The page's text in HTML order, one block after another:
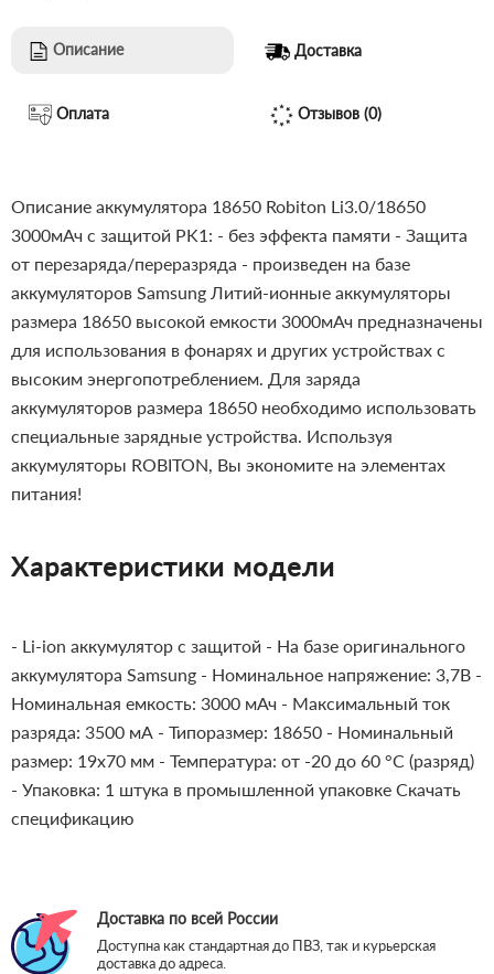
Описание Доставка
Оплата Отзывов (0)
Описание аккумулятора 18650 Robiton Li3.0/18650
3000мАч с защитой PK1: - без эффекта памяти - Защита
от перезаряда/переразряда - произведен на базе
аккумуляторов Samsung Литий-ионные аккумуляторы
размера 18650 высокой емкости 3000мАч предназначены
для использования в фонарях и других устройствах с
высоким энергопотреблением. Для заряда
аккумуляторов размера 18650 необходимо использовать
специальные зарядные устройства. Используя
аккумуляторы ROBITON, Вы экономите на элементах
питания!
Характеристики модели
- Li-ion аккумулятор с защитой - На базе оригинального
аккумулятора Samsung - Номинальное напряжение: 3,7В -
Номинальная емкость: 3000 мАч - Максимальный ток
разряда: 3500 мА - Типоразмер: 18650 - Номинальный
размер: 19х70 мм - Температура: от -20 до 60 °С (разряд)
- Упаковка: 1 штука в промышленной упаковке Скачать
спецификацию
Доставка по всей России
Доступна как стандартная до ПВЗ, так и курьерская
доставка до адреса.